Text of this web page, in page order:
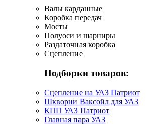
Валы карданные
Коробка передач
Мосты
Полуоси и шарниры
Раздаточная коробка
Сцепление
Подборки товаров:
Сцепление на УАЗ Патриот
Шкворни Ваксойл для УАЗ
КПП УАЗ Патриот
Главная пара УАЗ